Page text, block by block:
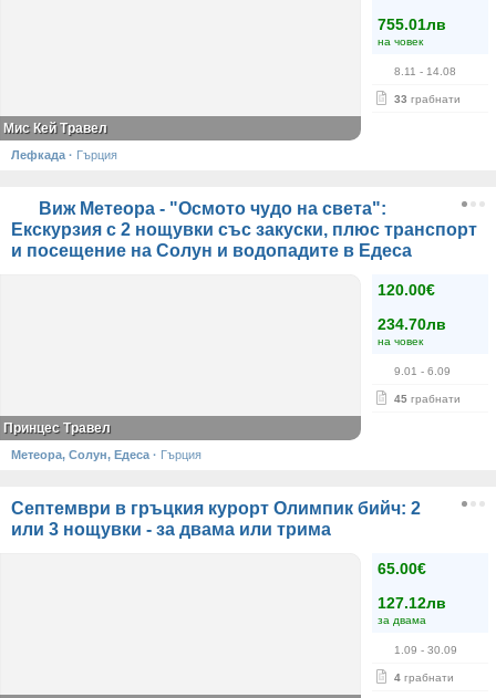
755.01лв
на човек
8.11 - 14.08
33 грабнати
Мис Кей Травел
Лефкада · Гърция
Виж Метеора - "Осмото чудо на света":
Екскурзия с 2 нощувки със закуски, плюс транспорт
и посещение на Солун и водопадите в Едеса
120.00€
234.70лв
на човек
9.01 - 6.09
45 грабнати
Принцес Травел
Метеора, Солун, Едеса · Гърция
Септември в гръцкия курорт Олимпик бийч: 2
или 3 нощувки - за двама или трима
65.00€
127.12лв
за двама
1.09 - 30.09
4 грабнати